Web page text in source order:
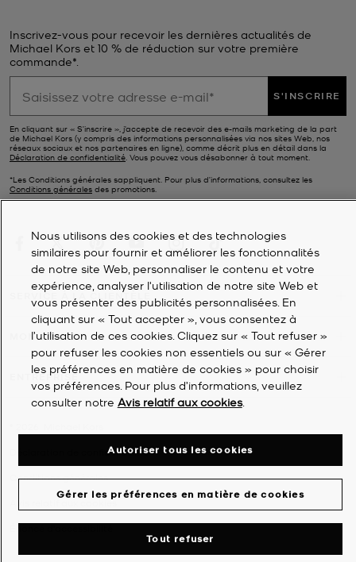
Inscrivez-vous pour recevoir les dernières actualités de
Michael Kors et 10 % de réduction sur votre première
commande*.
S'INSCRIRE
En cliquant sur « S’inscrire », j’accepte de recevoir des e-mails marketing de la part
de Michael Kors (y compris des informations personnalisées via nos sites Web, nos
réseaux sociaux et nos partenaires en ligne), comme décrit plus en détail dans la
Déclaration de confidentialité. Vous pouvez vous désabonner à tout moment.
*Les Conditions générales sappliquent. Pour plus d’informations, consultez les
Conditions générales des promotions.
SERVICE À LA CLIENTÈLE
MON COMPTE
ENTREPRISE
Déclaration de confidentialité
Conditions générales
Avis relatif aux cookies
Nous utilisons des cookies et des technologies
similaires pour fournir et améliorer les fonctionnalités
de notre site Web, personnaliser le contenu et votre
expérience, analyser l'utilisation de notre site Web et
vous présenter des publicités personnalisées. En
cliquant sur « Tout accepter », vous consentez à
l’utilisation de ces cookies. Cliquez sur « Tout refuser »
pour refuser les cookies non essentiels ou sur « Gérer
les préférences en matière de cookies » pour choisir
vos préférences. Pour plus d’informations, veuillez
consulter notre Avis relatif aux cookies.
Gérer les préférences en matière de cookies
Tout refuser
Autoriser tous les cookies